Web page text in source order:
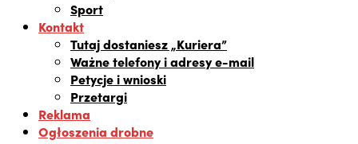
Sport
Kontakt
Tutaj dostaniesz „Kuriera”
Ważne telefony i adresy e-mail
Petycje i wnioski
Przetargi
Reklama
Ogłoszenia drobne